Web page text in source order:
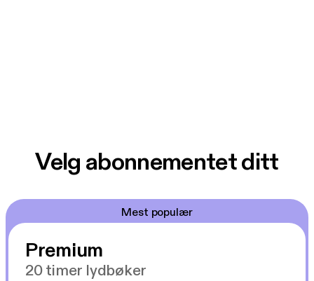
Velg abonnementet ditt
Mest populær
Premium
20 timer lydbøker